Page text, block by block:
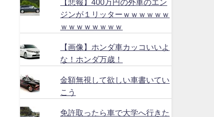
【悲報】400万円の外車のエン
ジンが１リッターｗｗｗｗｗｗ
ｗｗｗｗｗｗｗｗ
【画像】ホンダ車カッコいいよ
な！ホンダ万歳！
金額無視して欲しい車書いてい
こう
免許取ったら車で大学へ行きた